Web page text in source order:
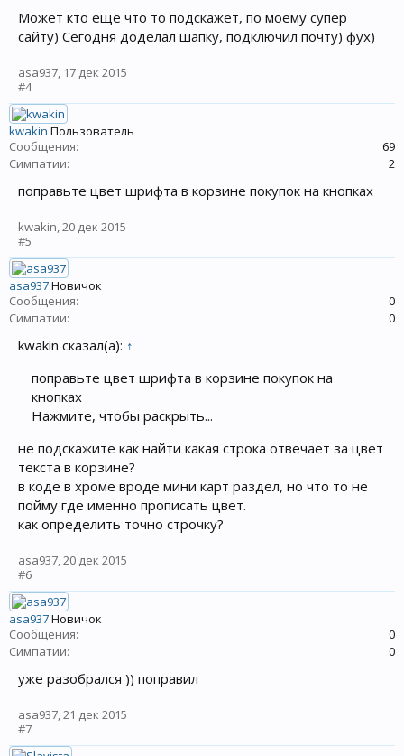
Может кто еще что то подскажет, по моему супер
сайту) Сегодня доделал шапку, подключил почту) фух)
asa937, 17 дек 2015
#4
kwakin Пользователь
Сообщения:
69
Симпатии:
2
поправьте цвет шрифта в корзине покупок на кнопках
kwakin,20 дек 2015
#5
asa937Новичок
Сообщения:
0
Симпатии:
0
kwakin сказал(а): ↑
поправьте цвет шрифта в корзине покупок на
кнопках
Нажмите, чтобы раскрыть...
не подскажите как найти какая строка отвечает за цвет
текста в корзине?
в коде в хроме вроде мини карт раздел, но что то не
пойму где именно прописать цвет.
как определить точно строчку?
asa937,20 дек 2015
#6
asa937Новичок
Сообщения:
0
Симпатии:
0
уже разобрался )) поправил
asa937,21 дек 2015
#7